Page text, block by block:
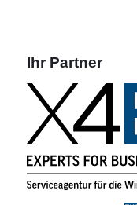
Ihr Partner